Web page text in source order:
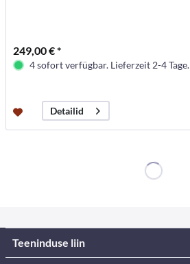
249,00 € *
4 sofort verfügbar. Lieferzeit 2-4 Tage.
Detailid
Teeninduse liin